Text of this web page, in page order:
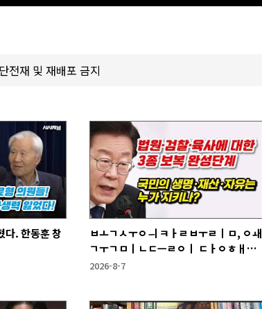
재 및 재배포 금지
다. 한동훈 창
ㅂㅗㄱㅅㅜㅇㅢ ㅋㅏㄹㅂㅜㄹㅣㅁ, ㅇㅙ
ㄱㅜㄱㅁㅣㄴㄷㅡㄹㅇㅣ ㄷㅏㅇㅎㅐㅇ
ㅑ ㅎㅏㄴㅏ?
2026-8-7